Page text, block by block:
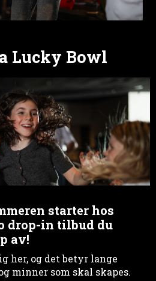
Lucky Bowl
starter hos
drop-in tilbud du
av!
her, og det betyr lange
minner som skal skapes.